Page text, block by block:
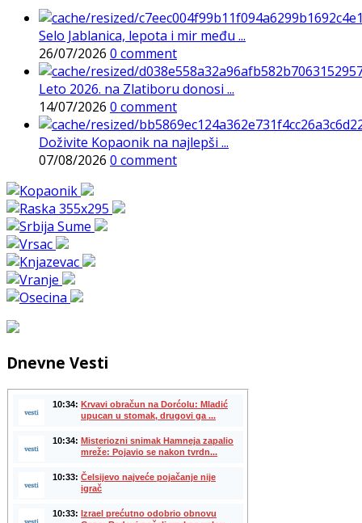
Selo Jablanica, lepota i mir među ...
26/07/2026 0 comment
Leto 2026. na Zlatiboru donosi ...
14/07/2026 0 comment
Doživite Kopaonik na najlepši ...
07/08/2026 0 comment
Dnevne Vesti